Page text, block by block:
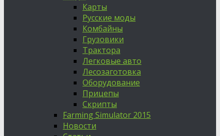
Карты
Русские моды
Комбайны
Грузовики
Трактора
Легковые авто
Лесозаготовка
Оборудование
Прицепы
Скрипты
Farming Simulator 2015
Новости